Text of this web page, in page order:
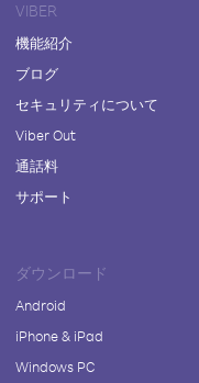
VIBER
機能紹介
ブログ
セキュリティについて
Viber Out
通話料
サポート
ダウンロード
Android
iPhone & iPad
Windows PC